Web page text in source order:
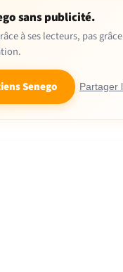
sans publicité.
à ses lecteurs, pas
Senego Partager